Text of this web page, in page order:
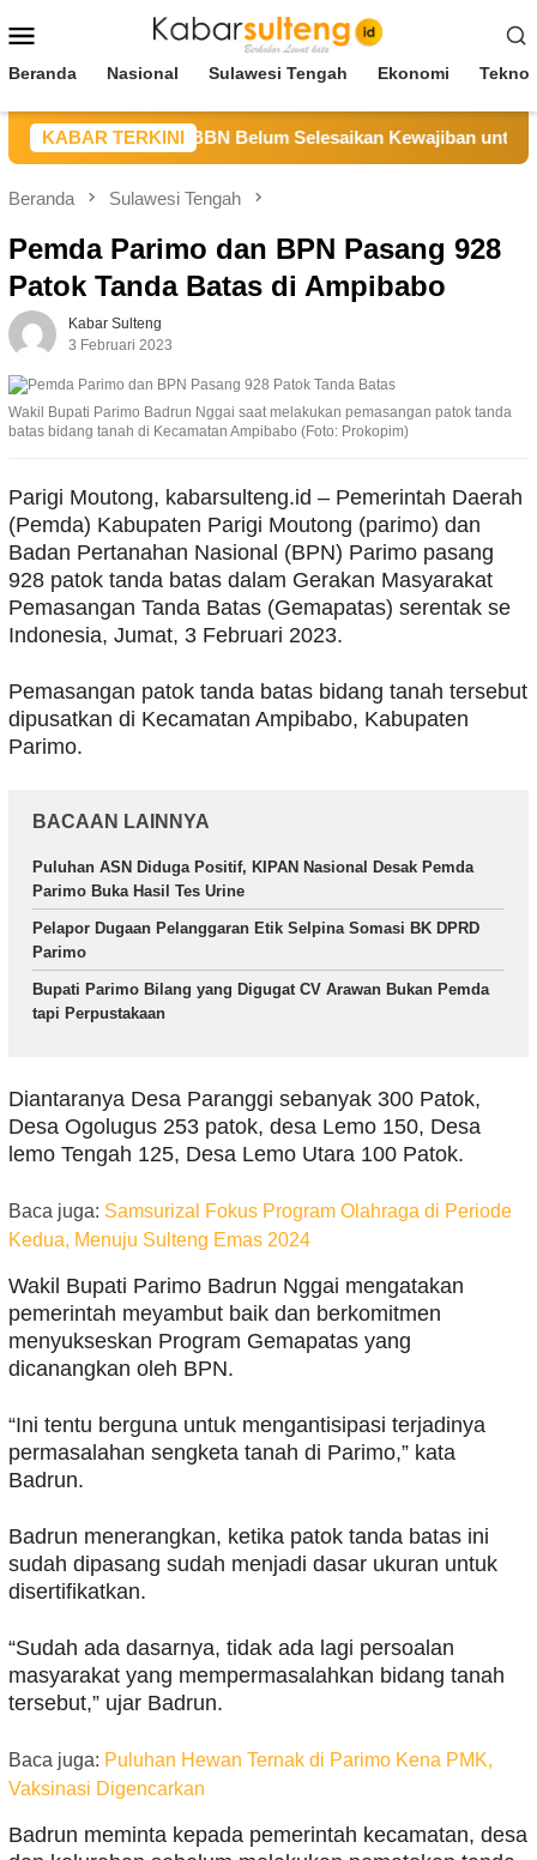
ke
Mobile
Beranda Nasional Sulawesi Tengah Ekonomi
KABAR TERKINI
Sebut CV BBN Belum Selesaikan Kewajiban untuk
Beranda Sulawesi Tengah
Pemda Parimo dan BPN Pasang 928
Patok Tanda Batas di Ampibabo
Kabar Sulteng
3 Februari 2023
Wakil Bupati Parimo Badrun Nggai saat melakukan pemasangan patok tanda
batas bidang tanah di Kecamatan Ampibabo (Foto: Prokopim)
Parigi Moutong, kabarsulteng.id – Pemerintah Daerah
(Pemda) Kabupaten Parigi Moutong (parimo) dan
Badan Pertanahan Nasional (BPN) Parimo pasang
928 patok tanda batas dalam Gerakan Masyarakat
Pemasangan Tanda Batas (Gemapatas) serentak se
Indonesia, Jumat, 3 Februari 2023.
Pemasangan patok tanda batas bidang tanah tersebut
dipusatkan di Kecamatan Ampibabo, Kabupaten
Parimo.
BACAAN LAINNYA
Puluhan ASN Diduga Positif, KIPAN Nasional Desak Pemda
Parimo Buka Hasil Tes Urine
Pelapor Dugaan Pelanggaran Etik Selpina Somasi BK DPRD
Parimo
Bupati Parimo Bilang yang Digugat CV Arawan Bukan Pemda
tapi Perpustakaan
Diantaranya Desa Paranggi sebanyak 300 Patok,
Desa Ogolugus 253 patok, desa Lemo 150, Desa
lemo Tengah 125, Desa Lemo Utara 100 Patok.
Baca juga: Samsurizal Fokus Program Olahraga di Periode
Kedua, Menuju Sulteng Emas 2024
Wakil Bupati Parimo Badrun Nggai mengatakan
pemerintah meyambut baik dan berkomitmen
menyukseskan Program Gemapatas yang
dicanangkan oleh BPN.
“Ini tentu berguna untuk mengantisipasi terjadinya
permasalahan sengketa tanah di Parimo,” kata
Badrun.
Badrun menerangkan, ketika patok tanda batas ini
sudah dipasang sudah menjadi dasar ukuran untuk
disertifikatkan.
“Sudah ada dasarnya, tidak ada lagi persoalan
masyarakat yang mempermasalahkan bidang tanah
tersebut,” ujar Badrun.
Baca juga: Puluhan Hewan Ternak di Parimo Kena PMK,
Vaksinasi Digencarkan
Badrun meminta kepada pemerintah kecamatan, desa